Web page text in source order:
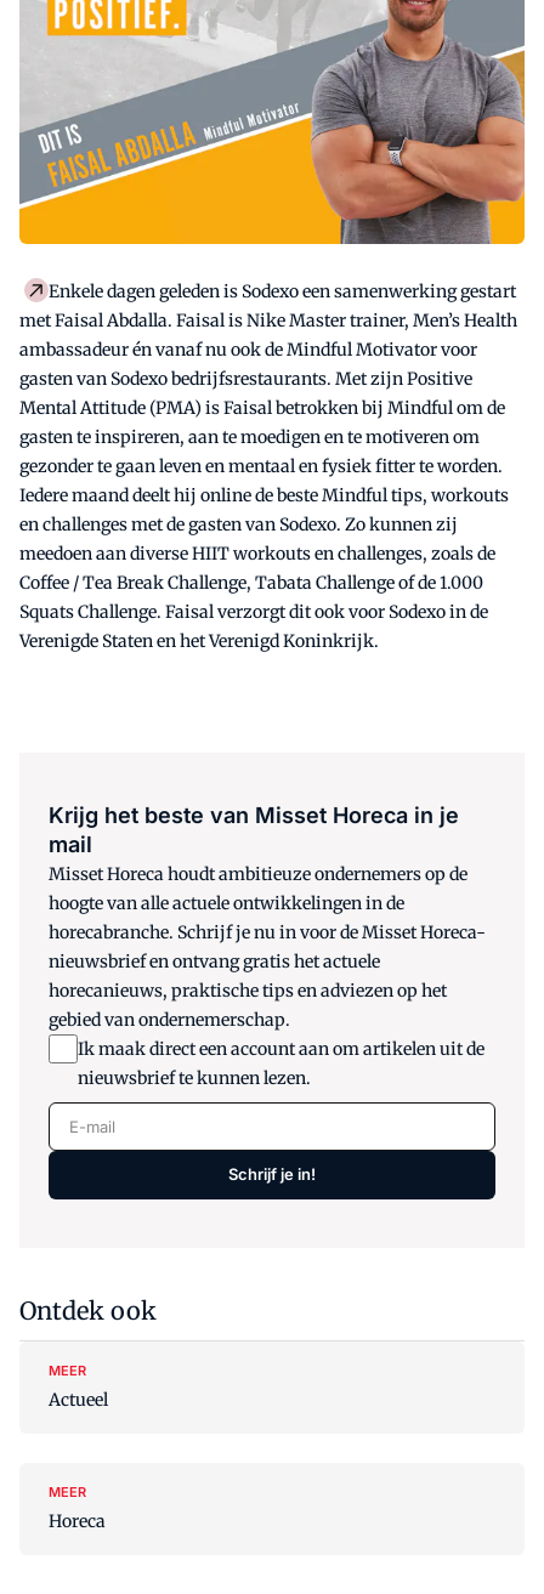
Enkele dagen geleden is Sodexo een samenwerking gestart
met Faisal Abdalla. Faisal is Nike Master trainer, Men’s Health
ambassadeur én vanaf nu ook de Mindful Motivator voor
gasten van Sodexo bedrijfsrestaurants. Met zijn Positive
Mental Attitude (PMA) is Faisal betrokken bij Mindful om de
gasten te inspireren, aan te moedigen en te motiveren om
gezonder te gaan leven en mentaal en fysiek fitter te worden.
Iedere maand deelt hij online de beste Mindful tips, workouts
en challenges met de gasten van Sodexo. Zo kunnen zij
meedoen aan diverse HIIT workouts en challenges, zoals de
Coffee / Tea Break Challenge, Tabata Challenge of de 1.000
Squats Challenge. Faisal verzorgt dit ook voor Sodexo in de
Verenigde Staten en het Verenigd Koninkrijk.
Krijg het beste van Misset Horeca in je
mail
Misset Horeca houdt ambitieuze ondernemers op de
hoogte van alle actuele ontwikkelingen in de
horecabranche. Schrijf je nu in voor de Misset Horeca-
nieuwsbrief en ontvang gratis het actuele
horecanieuws, praktische tips en adviezen op het
gebied van ondernemerschap.
Ik maak direct een account aan om artikelen uit de
nieuwsbrief te kunnen lezen.
E-mail
Schrijf je in!
Ontdek ook
MEER
Actueel
MEER
Horeca